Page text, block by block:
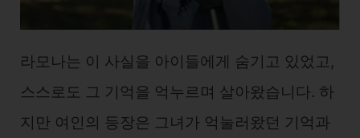
라모나는 이 사실을 아이들에게 숨기고 있었고,
스스로도 그 기억을 억누르며 살아왔습니다. 하
지만 여인의 등장은 그녀가 억눌러왔던 기억과